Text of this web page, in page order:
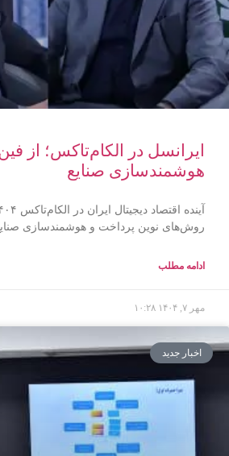
ایرانسل در الکام‌تاکس؛ از
هوشمندسازی صنایع
روش‌های نوین پرداخت و هوشمندسازی
ادامه مطلب
مهر ۷, ۱۴۰۴ ۱۰:۲۸
اخبار جدید